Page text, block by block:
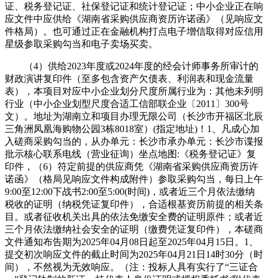
证、税务登记证、社保登记证和统计登记证；中小企业正在响
应文件中应供给《湖南省采购供应商资历许诺函》（见响应文
件格局）。也可通过正在金融机构打点电子增信取得对应信用
星级参取采购勾当和电子卖场买卖。
（4）供给2023年度或2024年度的经会计师事务所审计的
财政演讲复印件（至多包含资产欠债表、利润表和现金流量
表），本项目对应中小企业划分尺度所属行业为：其他未列明
行业（中小企业划型尺度合适工信部联企业〔2011〕300号
文）。地址为湖南立和项目办理无限公司（长沙市开福区北辰
三角洲凤凰海购物公园3栋8018室）(指定地址)！1、凡成心加
入磋商采购勾当的，从办单元：长沙市承办单元：长沙市谍报
批示核心联系电线（营业征询）坐点地图:《税务登记证》复
印件，（6）符定前提的供应商凭《湖南省采购供应商资历许
诺函》（格局见响应文件构成附件）参取采购勾当，每日上午
9:00至12:00下战书2:00至5:00(时间)，或者近三个月依法缴纳
税收的证明（纳税凭证复印件），合适根基资历前提的相关条
目。或者征收机关出具的依法免缴安全费的证明原件；或者近
三个月依法缴纳社会安全的证明（缴费凭证复印件），本磋商
文件通知布告期为2025年04月08日起至2025年04月15日。1、
提交初次响应文件的截止时间为2025年04月21日14时30分（时
间），不然视为无效响应。（注：投标人具有实行了“三证合